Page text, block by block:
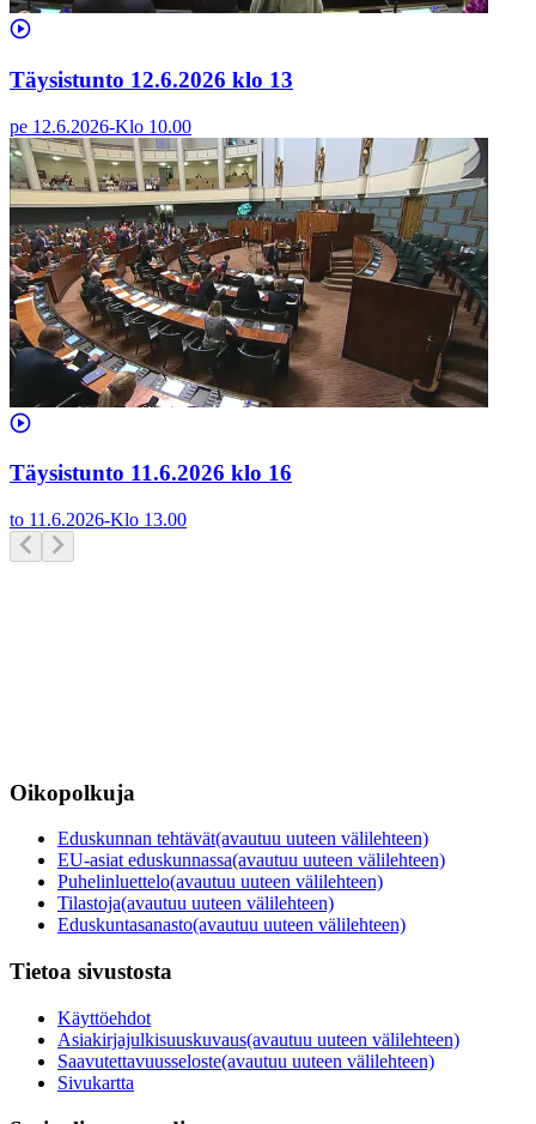
Täysistunto 12.6.2026 klo 13
pe 12.6.2026-Klo 10.00
Täysistunto 11.6.2026 klo 16
to 11.6.2026-Klo 13.00
Oikopolkuja
Eduskunnan tehtävät(avautuu uuteen välilehteen)
EU-asiat eduskunnassa(avautuu uuteen välilehteen)
Puhelinluettelo(avautuu uuteen välilehteen)
Tilastoja(avautuu uuteen välilehteen)
Eduskuntasanasto(avautuu uuteen välilehteen)
Tietoa sivustosta
Käyttöehdot
Asiakirjajulkisuuskuvaus(avautuu uuteen välilehteen)
Saavutettavuusseloste(avautuu uuteen välilehteen)
Sivukartta